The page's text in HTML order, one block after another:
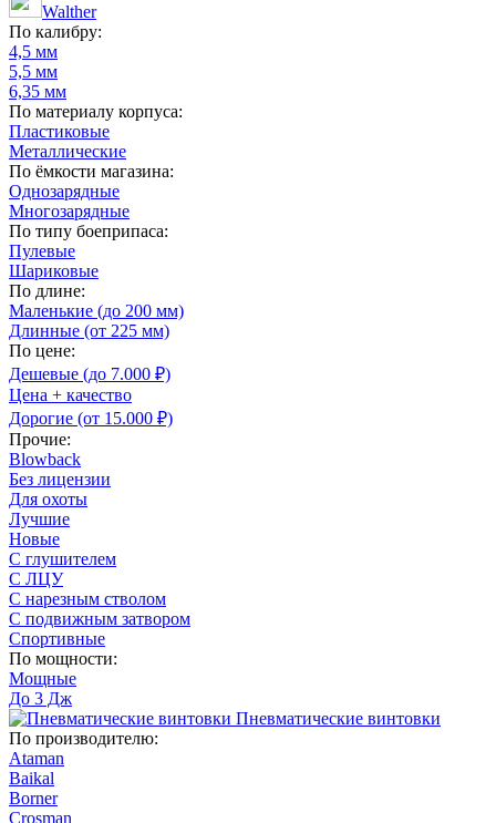
Walther
По калибру:
4,5 мм
5,5 мм
6,35 мм
По материалу корпуса:
Пластиковые
Металлические
По ёмкости магазина:
Однозарядные
Многозарядные
По типу боеприпаса:
Пулевые
Шариковые
По длине:
Маленькие (до 200 мм)
Длинные (от 225 мм)
По цене:
Дешевые (до 7.000 ₽)
Цена + качество
Дорогие (от 15.000 ₽)
Прочие:
Blowback
Без лицензии
Для охоты
Лучшие
Новые
С глушителем
С ЛЦУ
С нарезным стволом
С подвижным затвором
Спортивные
По мощности:
Мощные
До 3 Дж
Пневматические винтовки
По производителю:
Ataman
Baikal
Borner
Crosman